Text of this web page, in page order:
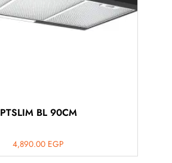
PTSLIM BL 90CM
4,890.00 EGP